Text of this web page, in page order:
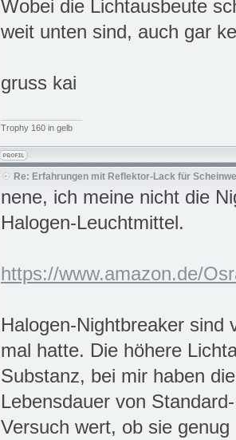
Wobei die Lichtausbeute
weit unten sind, auch gar
gruss kai
Trophy 160 in gelb
Re: Erfahrungen mit Reflektor-Lack für
nene, ich meine nicht die
Halogen-Leuchtmittel.
https://www.amazon.de/
Halogen-Nightbreaker sind
mal hatte. Die höhere
Substanz, bei mir haben
Lebensdauer von
Versuch wert, ob sie